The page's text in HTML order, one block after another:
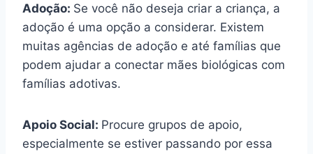
Adoção: Se você não deseja criar a criança, a
adoção é uma opção a considerar. Existem
muitas agências de adoção e até famílias que
podem ajudar a conectar mães biológicas com
famílias adotivas.
Apoio Social: Procure grupos de apoio,
especialmente se estiver passando por essa